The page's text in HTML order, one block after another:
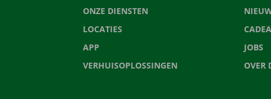
ONZE DIENSTEN
LOCATIES
APP
VERHUISOPLOSSINGEN
JOBS
OVER